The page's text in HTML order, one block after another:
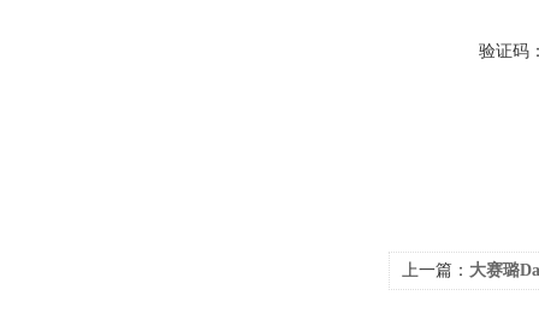
验证码
上一篇： 大赛璐